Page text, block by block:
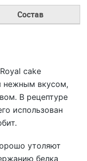
Состав
cake
нежным вкусом,
В рецептуре
использован
утоляют
белка